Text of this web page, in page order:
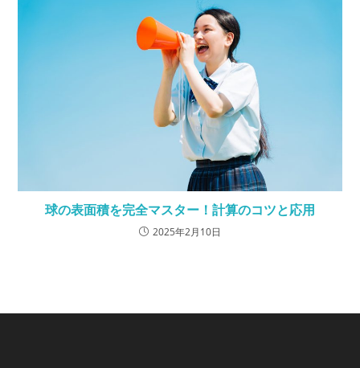
球の表面積を完全マスター！計算のコツと応用
2025年2月10日